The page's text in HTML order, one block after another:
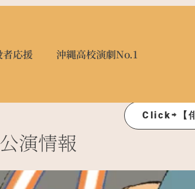
者応援 沖縄高校演劇No.1
Click⇨【
演情報